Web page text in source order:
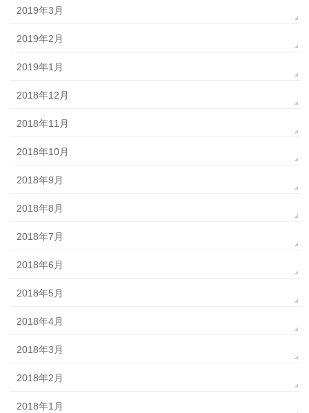
2019年3月
2019年2月
2019年1月
2018年12月
2018年11月
2018年10月
2018年9月
2018年8月
2018年7月
2018年6月
2018年5月
2018年4月
2018年3月
2018年2月
2018年1月